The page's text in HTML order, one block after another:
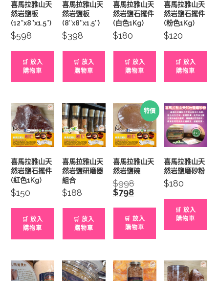
喜馬拉雅山天
然岩鹽板
(12″x8″x1.5″)
$598
🛒 放入
購物車
喜馬拉雅山天
然岩鹽板
(8″x8″x1.5″)
$398
🛒 放入
購物車
喜馬拉雅山天
然岩鹽石擺件
(白色1Kg)
$180
🛒 放入
購物車
喜馬拉雅山天
然岩鹽石擺件
(粉色1Kg)
$120
🛒 放入
購物車
喜馬拉雅山天
然岩鹽石擺件
(紅色1Kg)
$150
🛒 放入
購物車
喜馬拉雅山天
然岩鹽研磨器
組合
$188
🛒 放入
購物車
特價
喜馬拉雅山天
然岩鹽碗
$998Original
was:
$798Current
price
🛒 放入
購物車
喜馬拉雅山天
然岩鹽磨砂粉
$180
🛒 放入
購物車